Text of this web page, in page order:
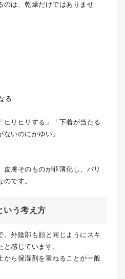
のは、乾燥だけではありませ
る
ヒリヒリする」「下着が当たる
いのにかゆい」
皮膚そのものが菲薄化し、バリ
です。
いう考え方
、外陰部も顔と同じようにスキ
感じています。
から保湿剤を重ねることが一般